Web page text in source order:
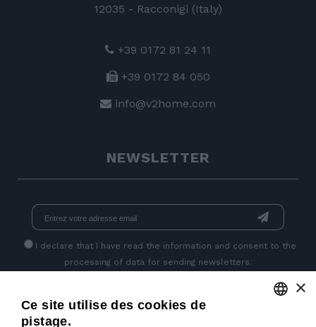
12035 - Racconigi (Italy)
+39 0172 81 24 11
+39 0172 84 050
info@v2home.com
NEWSLETTER
I declare that I have read the information and consent to the
processing of data for sending newsletters.
×
Ce site utilise des cookies de
pistage.